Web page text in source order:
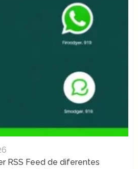
RSS Feed de diferentes